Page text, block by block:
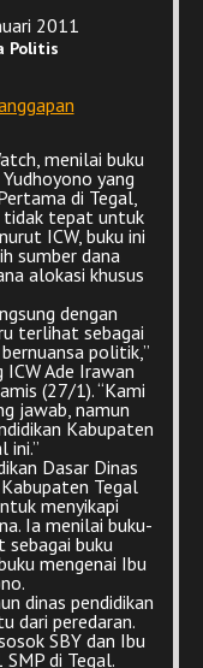
2011
Politis
menilai buku
yang
di Tegal,
tidak tepat untuk
ICW, buku ini
sumber dana
alokasi khusus
dengan
terlihat sebagai
politik,”
Ade Irawan
(27/1). “Kami
jawab, namun
Kabupaten
ini.”
Dasar Dinas
Tegal
menyikapi
Ia menilai buku-
buku
mengenai Ibu
dinas pendidikan
dari peredaran.
SBY dan Ibu
di Tegal.